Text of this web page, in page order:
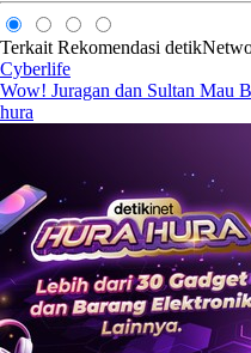
Terkait Rekomendasi
Cyberlife
Wow! Juragan dan Sultan Mau
hura